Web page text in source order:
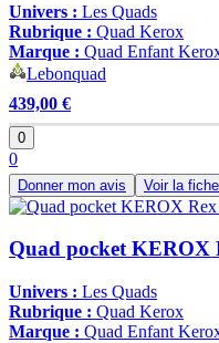
Univers : Les Quads
Rubrique : Quad Kerox
Marque : Quad Enfant
Lebonquad
439,00 €
0
0
Donner mon avis Voir la
Quad pocket KEROX
Univers : Les Quads
Rubrique : Quad Kerox
Marque : Quad Enfant